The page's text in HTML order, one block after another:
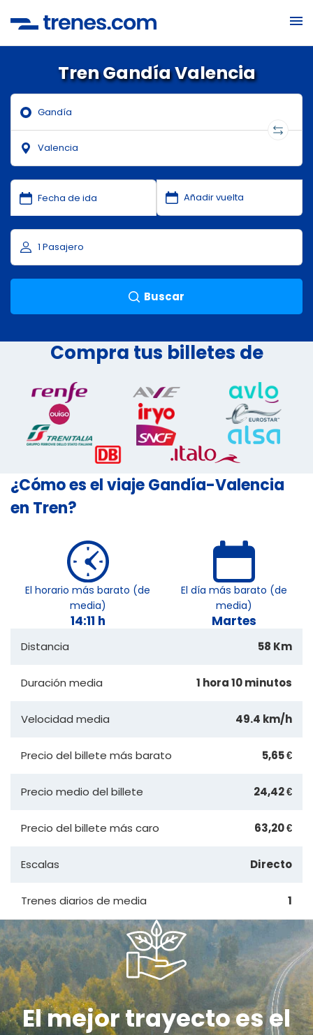
Tren Gandía Valencia
Buscar
Compra tus billetes de
¿Cómo es el viaje Gandía-Valencia
en Tren?
El horario más barato (de
media)
14:11 h
El día más barato (de
media)
Martes
Distancia 58 Km
Duración media 1 hora 10 minutos
Velocidad media 49.4 km/h
Precio del billete más barato 5,65 €
Precio medio del billete 24,42 €
Precio del billete más caro 63,20 €
Escalas Directo
Trenes diarios de media 1
El mejor trayecto es el